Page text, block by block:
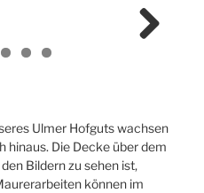
Ulmer Hofguts wachsen
hinaus. Die Decke über dem
Bildern zu sehen ist,
können im